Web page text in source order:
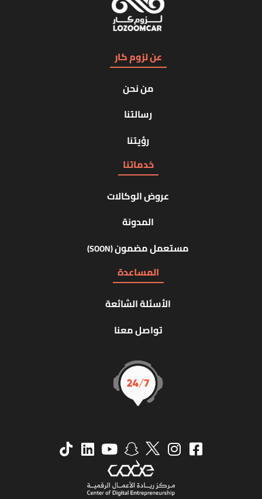
عن لزوم كار
من نحن
رسالتنا
رؤيتنا
خدماتنا
عروض الوكالات
المدونة
مستعمل مضمون(SOON)
المساعدة
الأسئلة الشائعة
تواصل معنا